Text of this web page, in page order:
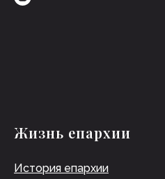
Жизнь епархии
История епархии